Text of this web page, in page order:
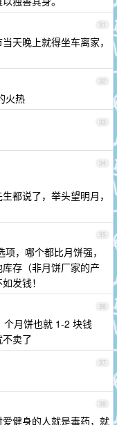
31
天晚上就得坐车离家，
32
火热
33
34
都说了，举头望明月，
35
，哪个都比月饼强，
存（非月饼厂家的产
发钱！
36
个月饼也就 1-2 块钱
卖了
37
38
健身的人就是毒药，就